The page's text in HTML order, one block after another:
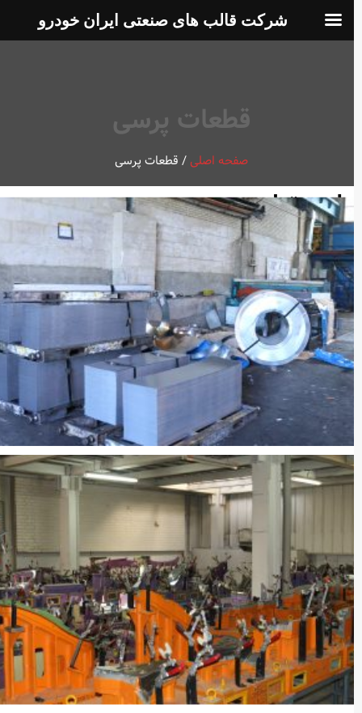
قطعات پرسی
صفحه اصلی/قطعات پرسی
واحد تولید
شرکت قالب های صنعتی ایران خودرو